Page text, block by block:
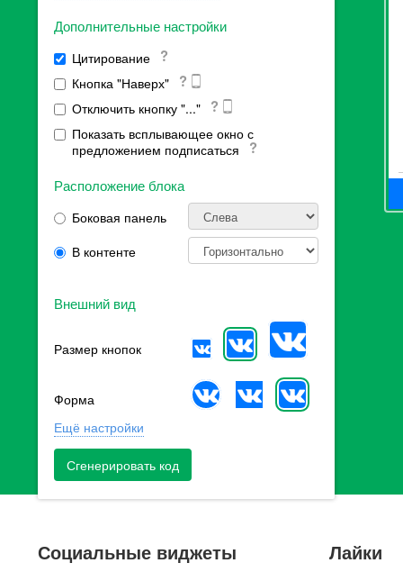
Дополнительные настройки
Цитирование
Кнопка "Наверх"
Отключить кнопку "..."
Показать всплывающее окно с
предложением подписаться
Расположение блока
Боковая панель
В контенте
Внешний вид
Размер кнопок
Форма
Ещё настройки
Сгенерировать код
Социальные виджеты Лайки